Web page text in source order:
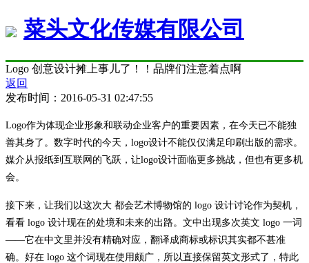
菜头文化传媒有限公司
Logo 创意设计摊上事儿了！！品牌们注意着点啊
返回
发布时间：2016-05-31 02:47:55
Logo作为体现企业形象和联动企业客户的重要因素，在今天已不能独
善其身了。数字时代的今天， logo设计不能仅仅满足印刷出版的需求。
媒介从报纸到互联网的飞跃，让logo设计面临更多挑战，但也有更多机
会。
接下来，让我们以这次大 都会艺术博物馆的 logo 设计讨论作为契机，
看看 logo 设计现在的处境和未来的出路。文中出现多次英文 logo 一词
——它在中文里并没有精确对应，翻译成商标或标识其实都不甚准
确。好在 logo 这个词现在使用颇广，所以直接保留英文形式了，特此